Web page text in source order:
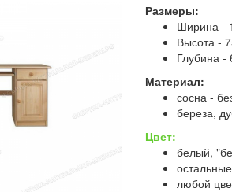
Размеры:
Ширина -
Высота -
Глубина -
Материал:
сосна -
береза,
Цвет:
белый,
любой